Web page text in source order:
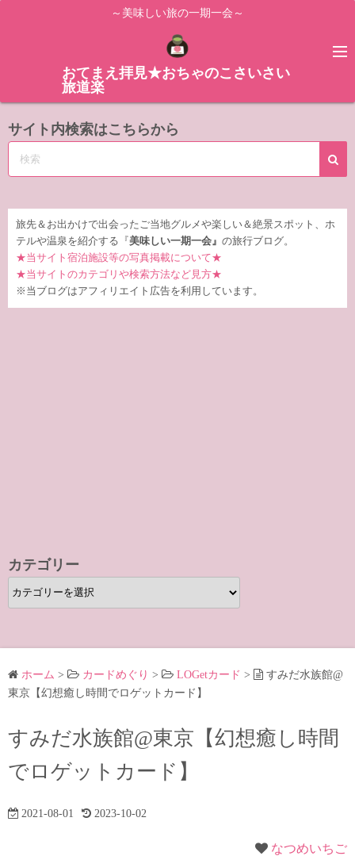
ス
ッ
～美味しい旅の一期一会～
おてまえ拝見★おちゃのこさいさい
旅道楽
サイト内検索はこちらから
旅先＆お出かけで出会ったご当地グルメや楽しい＆絶景スポット、ホ
テルや温泉を紹介する『 美味しい一期一会』 の旅行ブログ。
★当サイト宿泊施設等の写真掲載について★
★当サイトのカテゴリや検索方法など見方★
※当ブログはアフィリエイト広告を利用しています。
カテゴリー
カ
テ
リ
ー ホーム > カードめぐり > LOGetカード >
すみだ水族館@
東京【幻想癒し時間でロゲットカード】
すみだ水族館@東京【幻想癒し時間
でロゲットカード】
2021-08-01 2023-10-02
なつめいちご